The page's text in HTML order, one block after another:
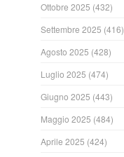
Ottobre 2025 (432)
Settembre 2025 (416)
Agosto 2025 (428)
Luglio 2025 (474)
Giugno 2025 (443)
Maggio 2025 (484)
Aprile 2025 (424)